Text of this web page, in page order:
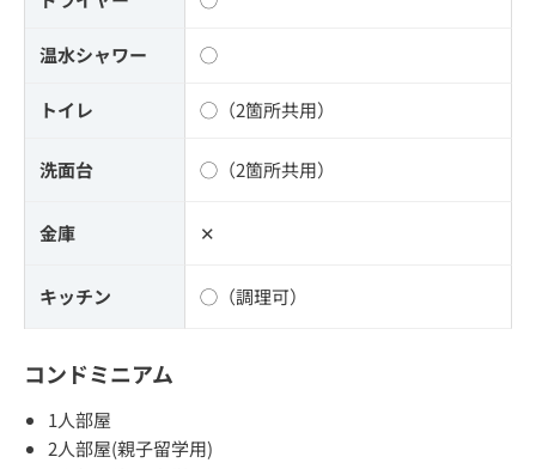
温水シャワー ◯
トイレ ◯（2箇所共用）
洗面台 ◯（2箇所共用）
金庫 ✕
キッチン ◯（調理可）
コンドミニアム
1人部屋
2人部屋(親子留学用)